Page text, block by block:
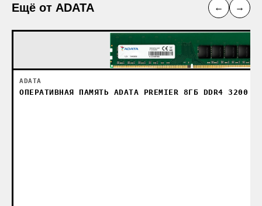
Ещё от ADATA ← →
ADATA
ОПЕРАТИВНАЯ ПАМЯТЬ ADATA PREMIER 8ГБ DDR4 3200